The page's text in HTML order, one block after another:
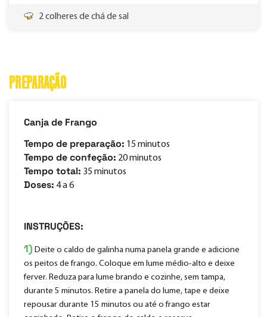
2 colheres de chá de sal
PREPARAÇÃO
Canja de Frango
Tempo de preparação: 15 minutos
Tempo de confeção: 20 minutos
Tempo total: 35 minutos
Doses: 4 a 6
INSTRUÇÕES:
1) Deite o caldo de galinha numa panela grande e adicione
os peitos de frango. Coloque em lume médio-alto e deixe
ferver. Reduza para lume brando e cozinhe, sem tampa,
durante 5 minutos. Retire a panela do lume, tape e deixe
repousar durante 15 minutos ou até o frango estar